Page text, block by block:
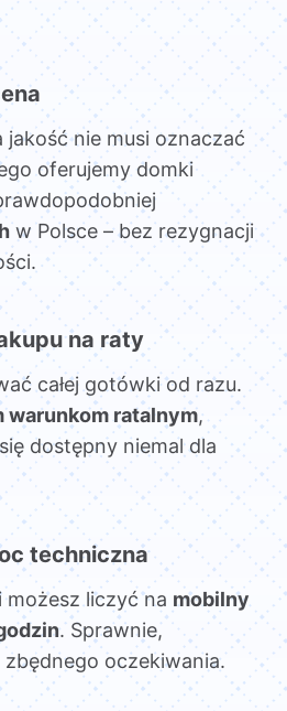
jakość nie musi oznaczać
oferujemy domki
w Polsce – bez rezygnacji
na raty
całej gotówki od razu.
warunkom ratalnym,
dostępny niemal dla
techniczna
możesz liczyć na mobilny
. Sprawnie,
oczekiwania.